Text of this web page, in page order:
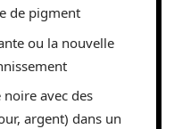
de pigment
ou la nouvelle
avec des
argent) dans un